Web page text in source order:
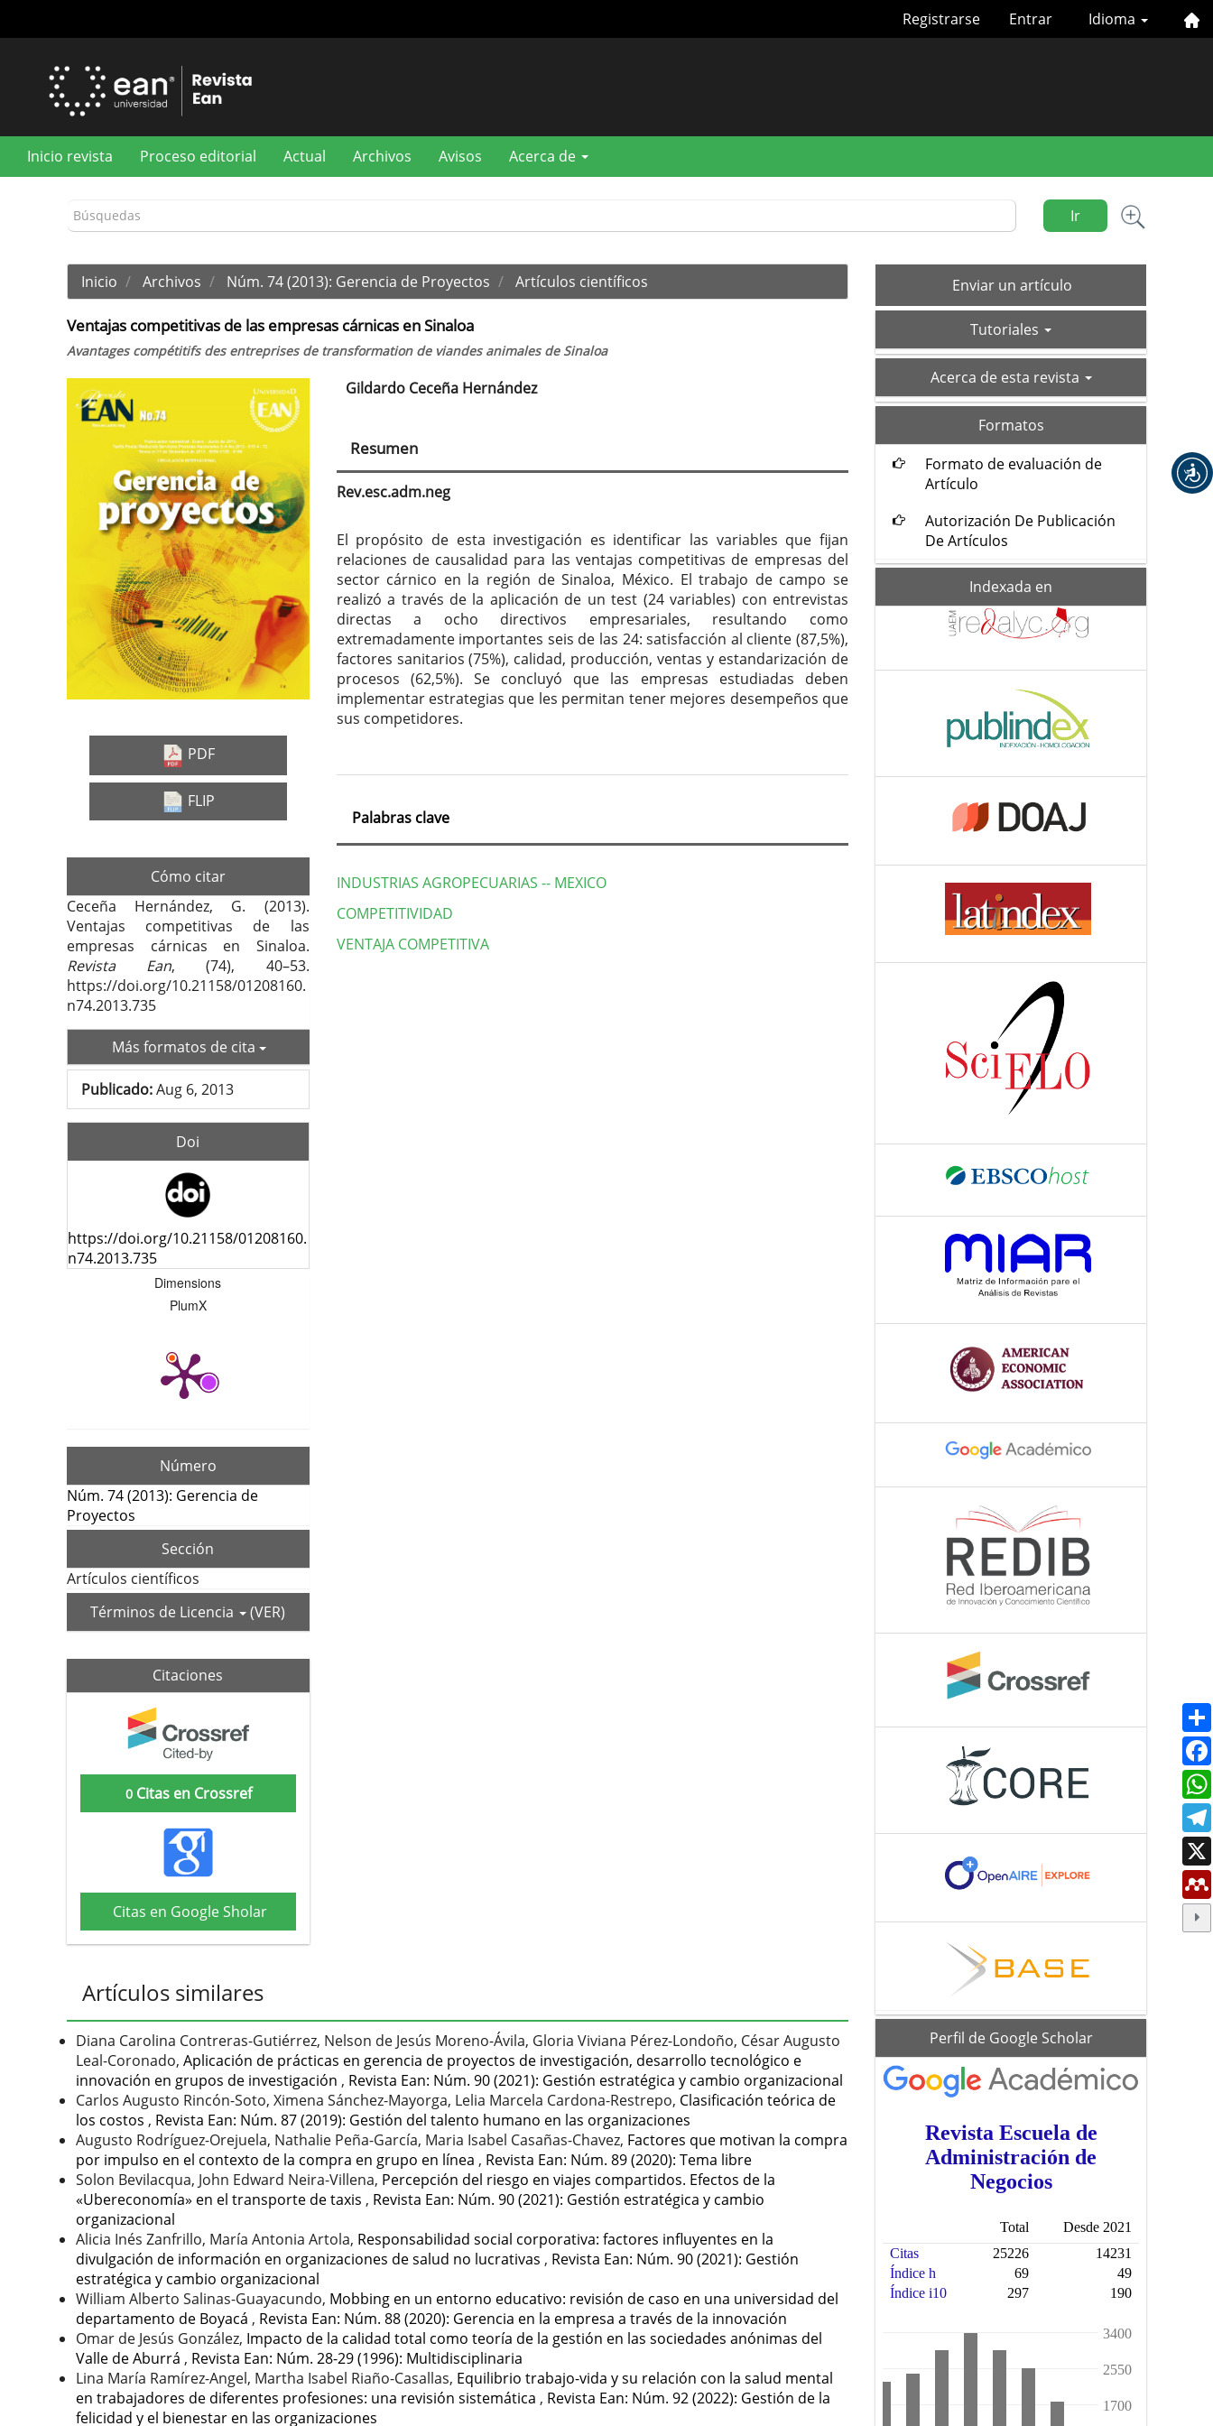
principal
Idioma
Registrarse Entrar
Inicio revista Proceso editorial Actual Archivos Avisos Acerca de
Ir
Inicio Archivos Núm. 74 (2013): Gerencia de Proyectos Artículos científicos
Ventajas competitivas de las empresas cárnicas en Sinaloa
Avantages compétitifs des entreprises de transformation de viandes animales de Sinaloa
Barra
lateral
del
artículo
PDF
FLIP
Cómo citar
Ceceña Hernández, G. (2013).
Ventajas competitivas de las
empresas cárnicas en Sinaloa.
Revista Ean, (74), 40–53.
https://doi.org/10.21158/01208160.
n74.2013.735
Más formatos de cita
Publicado:Aug 6, 2013
Doi
https://doi.org/10.21158/01208160.
n74.2013.735
Dimensions
PlumX
Número
Núm. 74 (2013): Gerencia de
Proyectos
Sección
Artículos científicos
Términos de Licencia
(VER)
Citaciones
0Citas en Crossref
Citas en Google Sholar
Contenido
principal
del
artículo
Gildardo Ceceña Hernández
Resumen
Rev.esc.adm.neg
El propósito de esta investigación es identificar las variables que fijan
relaciones de causalidad para las ventajas competitivas de empresas del
sector cárnico en la región de Sinaloa, México. El trabajo de campo se
realizó a través de la aplicación de un test (24 variables) con entrevistas
directas a ocho directivos empresariales, resultando como
extremadamente importantes seis de las 24: satisfacción al cliente (87,5%),
factores sanitarios (75%), calidad, producción, ventas y estandarización de
procesos (62,5%). Se concluyó que las empresas estudiadas deben
implementar estrategias que les permitan tener mejores desempeños que
sus competidores.
Palabras clave
INDUSTRIAS AGROPECUARIAS -- MEXICO
COMPETITIVIDAD
VENTAJA COMPETITIVA
Artículos similares
Diana Carolina Contreras-Gutiérrez, Nelson de Jesús Moreno-Ávila, Gloria Viviana Pérez-Londoño, César Augusto
Leal-Coronado, Aplicación de prácticas en gerencia de proyectos de investigación, desarrollo tecnológico e
innovación en grupos de investigación , Revista Ean: Núm. 90 (2021): Gestión estratégica y cambio organizacional
Carlos Augusto Rincón-Soto, Ximena Sánchez-Mayorga, Lelia Marcela Cardona-Restrepo, Clasificación teórica de
los costos , Revista Ean: Núm. 87 (2019): Gestión del talento humano en las organizaciones
Augusto Rodríguez-Orejuela, Nathalie Peña-García, Maria Isabel Casañas-Chavez, Factores que motivan la compra
por impulso en el contexto de la compra en grupo en línea , Revista Ean: Núm. 89 (2020): Tema libre
Solon Bevilacqua, John Edward Neira-Villena, Percepción del riesgo en viajes compartidos. Efectos de la
«Ubereconomía» en el transporte de taxis , Revista Ean: Núm. 90 (2021): Gestión estratégica y cambio
organizacional
Alicia Inés Zanfrillo, María Antonia Artola, Responsabilidad social corporativa: factores influyentes en la
divulgación de información en organizaciones de salud no lucrativas , Revista Ean: Núm. 90 (2021): Gestión
estratégica y cambio organizacional
William Alberto Salinas-Guayacundo, Mobbing en un entorno educativo: revisión de caso en una universidad del
departamento de Boyacá , Revista Ean: Núm. 88 (2020): Gerencia en la empresa a través de la innovación
Omar de Jesús González, Impacto de la calidad total como teoría de la gestión en las sociedades anónimas del
Valle de Aburrá , Revista Ean: Núm. 28-29 (1996): Multidisciplinaria
Lina María Ramírez-Angel, Martha Isabel Riaño-Casallas, Equilibrio trabajo-vida y su relación con la salud mental
en trabajadores de diferentes profesiones: una revisión sistemática , Revista Ean: Núm. 92 (2022): Gestión de la
felicidad y el bienestar en las organizaciones
Enviar
un
Enviar un artículo
Tutoriales
acerca-Acerca de esta revista
Formatos
Formato de evaluación de
Artículo
Autorización De Publicación
De Artículos
Indexada en
scholarPerfil de Google Scholar